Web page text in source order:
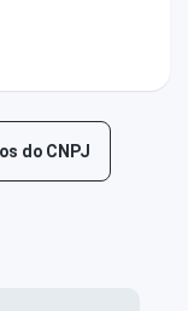
do CNPJ